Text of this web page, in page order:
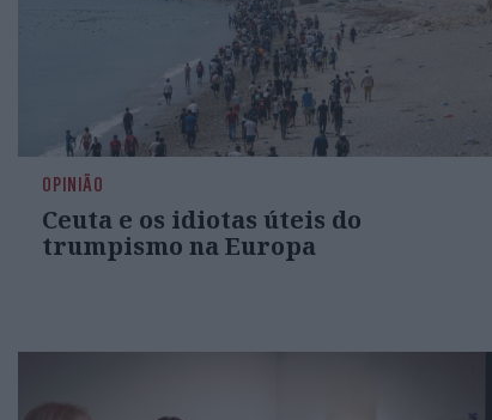
OPINIÃO
Ceuta e os idiotas úteis do
trumpismo na Europa